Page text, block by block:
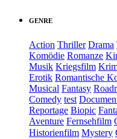
GENRE
Action Thriller Drama
Komödie Romanze
Musik Kriegsfilm
Erotik Romantische
Musical Fantasy
Comedy test
Reportage Biopic
Aventure Fernsehfilm
Historienfilm Mystery